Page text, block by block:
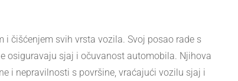
i čišćenjem svih vrsta vozila. Svoj posao rade s
osiguravaju sjaj i očuvanost automobila. Njihova
i nepravilnosti s površine, vraćajući vozilu sjaj i